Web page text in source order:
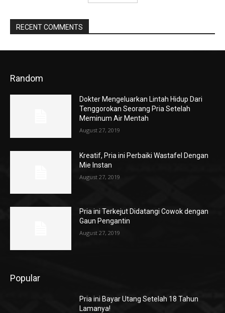
RECENT COMMENTS
Random
Dokter Mengeluarkan Lintah Hidup Dari
Tenggorokan Seorang Pria Setelah
Meminum Air Mentah
August 27, 2019
Kreatif, Pria ini Perbaiki Wastafel Dengan
Mie Instan
August 27, 2019
Pria ini Terkejut Didatangi Cowok dengan
Gaun Pengantin
August 27, 2019
Popular
Pria ini Bayar Utang Setelah 18 Tahun
Lamanya!